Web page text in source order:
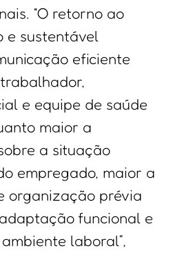
“O retorno ao
e sustentável
eficiente
e equipe de saúde
maior a
a situação
empregado, maior a
organização prévia
funcional e
laboral”,